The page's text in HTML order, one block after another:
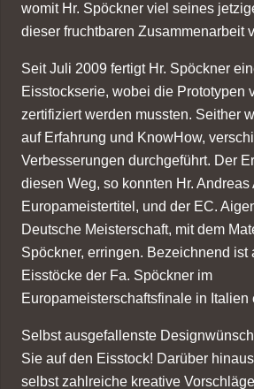
womit Hr. Spöckner viel seines
dieser fruchtbaren Zusammenarbeit
Seit Juli 2009 fertigt Hr. Spöckner
Eisstockserie, wobei die Prototypen
zertifiziert werden mussten. Seither
auf Erfahrung und KnowHow,
Verbesserungen durchgeführt. Der
diesen Weg, so konnten Hr. Andreas
Europameistertitel, und der EC.
Deutsche Meisterschaft, mit dem
Spöckner, erringen. Bezeichnend ist
Eisstöcke der Fa. Spöckner im
Europameisterschaftsfinale in Italien
Selbst ausgefallenste
Sie auf den Eisstock! Darüber
selbst zahlreiche kreative